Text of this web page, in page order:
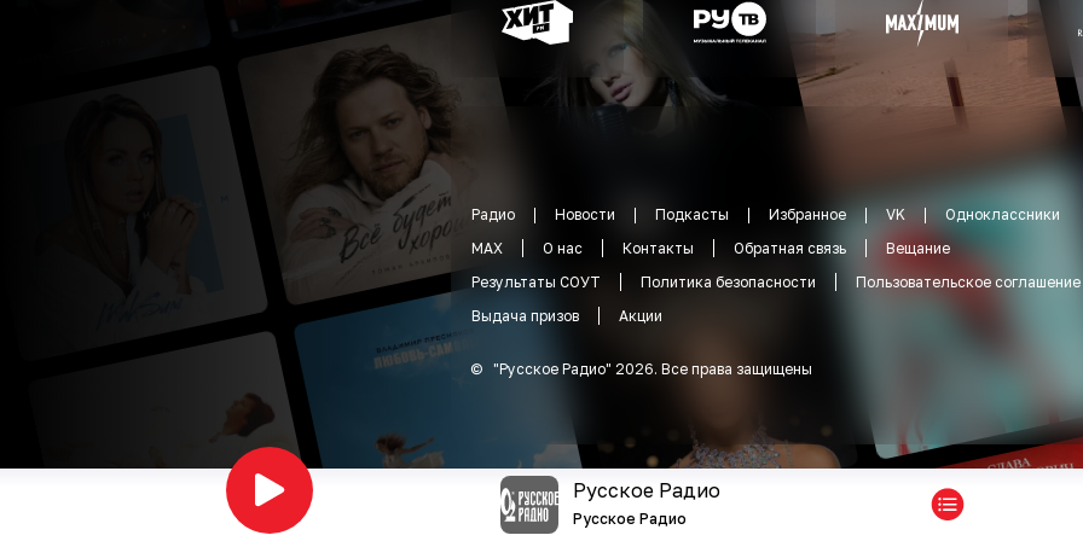
Радио Новости Подкасты Избранное VK
Одноклассники
MAX
О нас Контакты Обратная связь
Вещание
Результаты СОУТ
Политика безопасности
Пользовательское соглашение
Выдача призов
Акции
© "Русское Радио" 2026. Все права защищены
Русское Радио
Русское Радио